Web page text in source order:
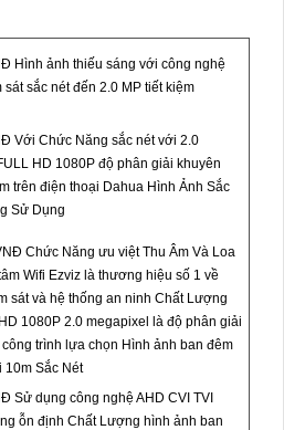
Hình ảnh thiếu sáng với công nghệ
sát sắc nét đến 2.0 MP tiết kiệm
Với Chức Năng sắc nét với 2.0
HD 1080P độ phân giải khuyên
trên điện thoại Dahua Hình Ảnh Sắc
Sử Dụng
Chức Năng ưu việt Thu Âm Và Loa
Wifi Ezviz là thương hiệu số 1 về
sát và hệ thống an ninh Chất Lượng
1080P 2.0 megapixel là độ phân giải
trình lựa chọn Hình ảnh ban đêm
10m Sắc Nét
Sử dụng công nghệ AHD CVI TVI
ỗn định Chất Lượng hình ảnh ban